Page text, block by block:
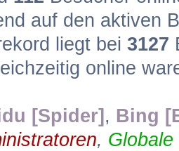
auf den aktiven
liegt bei 3127
online
[Spider] , Bing
,